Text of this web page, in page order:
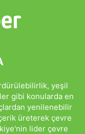
yeşil
gibi konularda en
yenilenebilir
üreterek çevre
lider çevre